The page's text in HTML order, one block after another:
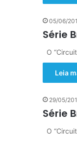
05/06/
Série
O
Leia
29/05/
Série
O